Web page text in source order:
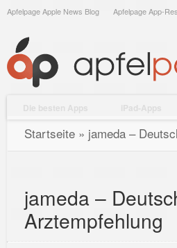
Apfelpage Apple News Blog Apfelpage App-
Startseite » jameda –
jameda –
Arztempfehlung